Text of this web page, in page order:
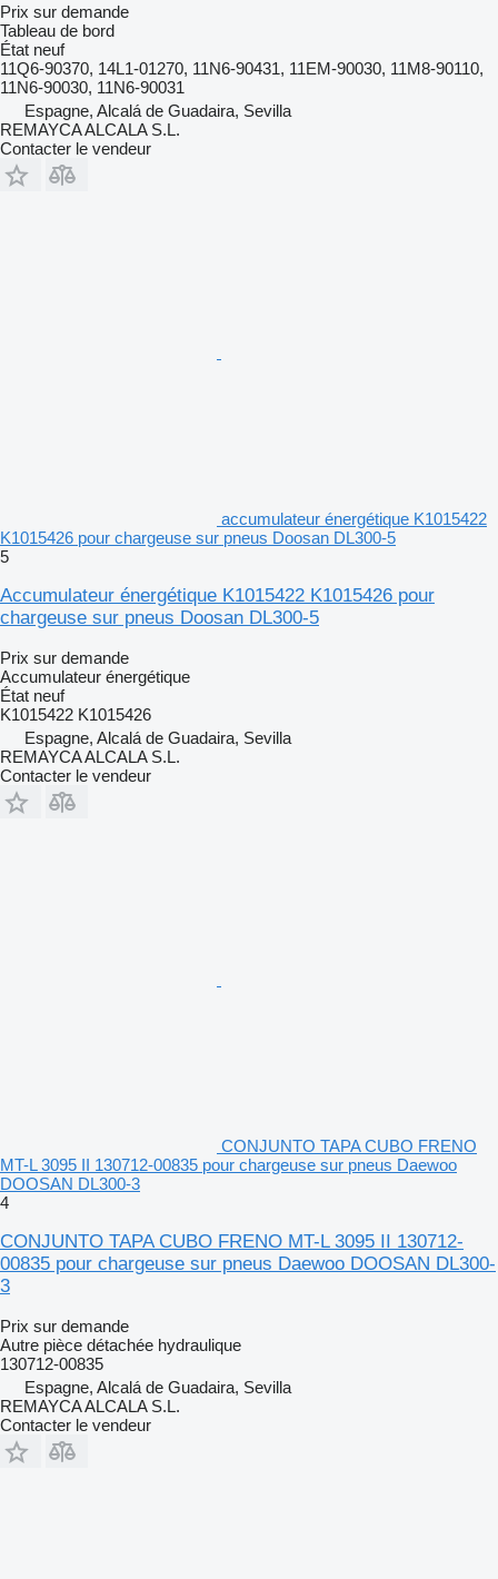
Prix sur demande
Tableau de bord
État neuf
11Q6-90370, 14L1-01270, 11N6-90431, 11EM-90030, 11M8-90110,
11N6-90030, 11N6-90031
Espagne, Alcalá de Guadaira, Sevilla
REMAYCA ALCALA S.L.
Contacter le vendeur
accumulateur énergétique K1015422
K1015426 pour chargeuse sur pneus Doosan DL300-5
5
Accumulateur énergétique K1015422 K1015426 pour
chargeuse sur pneus Doosan DL300-5
Prix sur demande
Accumulateur énergétique
État neuf
K1015422 K1015426
Espagne, Alcalá de Guadaira, Sevilla
REMAYCA ALCALA S.L.
Contacter le vendeur
CONJUNTO TAPA CUBO FRENO
MT-L 3095 II 130712-00835 pour chargeuse sur pneus Daewoo
DOOSAN DL300-3
4
CONJUNTO TAPA CUBO FRENO MT-L 3095 II 130712-
00835 pour chargeuse sur pneus Daewoo DOOSAN DL300-
3
Prix sur demande
Autre pièce détachée hydraulique
130712-00835
Espagne, Alcalá de Guadaira, Sevilla
REMAYCA ALCALA S.L.
Contacter le vendeur